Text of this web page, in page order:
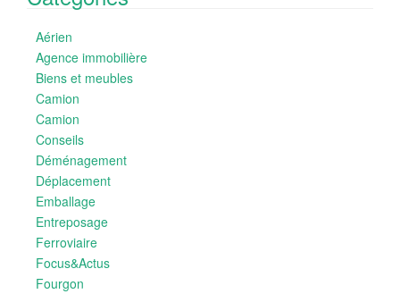
Aérien
Agence immobilière
Biens et meubles
Camion
Camion
Conseils
Déménagement
Déplacement
Emballage
Entreposage
Ferroviaire
Focus&Actus
Fourgon